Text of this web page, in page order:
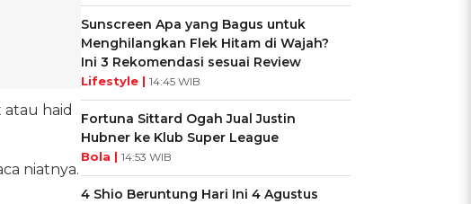
haid
niatnya.
Sunscreen Apa yang Bagus untuk
Menghilangkan Flek Hitam di Wajah?
Ini 3 Rekomendasi sesuai Review
Lifestyle | 14:45 WIB
Fortuna Sittard Ogah Jual Justin
Hubner ke Klub Super League
Bola | 14:53 WIB
4 Shio Beruntung Hari Ini 4 Agustus